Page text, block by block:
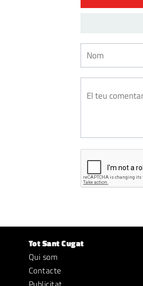
Tot Sant Cugat
Qui som
Contacte